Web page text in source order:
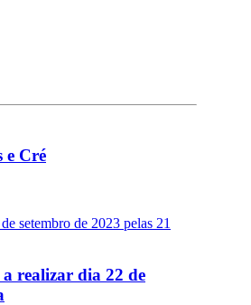
e Cré
realizar dia 22 de